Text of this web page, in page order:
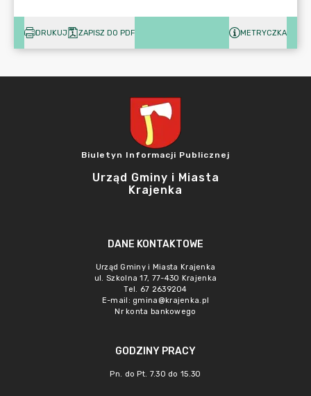
DRUKUJ ZAPISZ DO PDF METRYCZKA
Biuletyn Informacji Publicznej
Urząd Gminy i Miasta
Krajenka
DANE KONTAKTOWE
Urząd Gminy i Miasta Krajenka
ul. Szkolna 17, 77-430 Krajenka
Tel. 67 2639204
E-mail: gmina@krajenka.pl
Nr konta bankowego
GODZINY PRACY
Pn. do Pt. 7.30 do 15.30